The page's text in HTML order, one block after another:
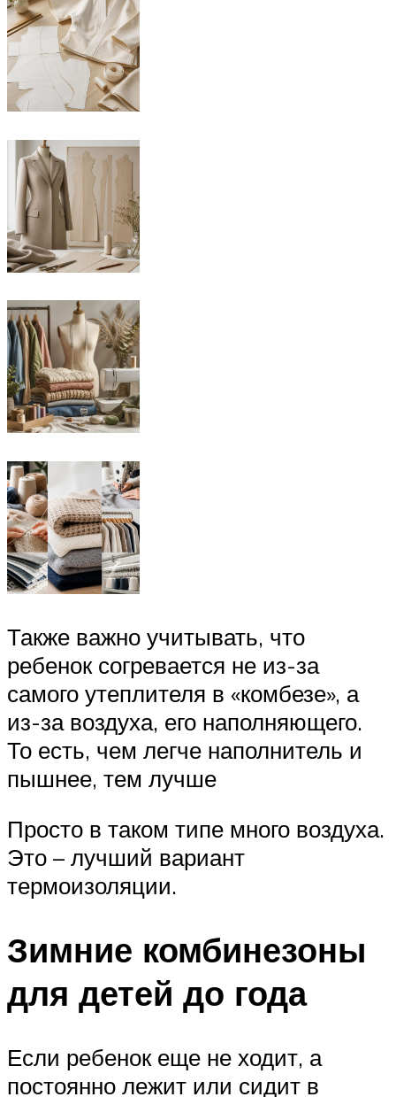
Также важно учитывать, что
ребенок согревается не из-за
самого утеплителя в «комбезе», а
из-за воздуха, его наполняющего.
То есть, чем легче наполнитель и
пышнее, тем лучше
Просто в таком типе много воздуха.
Это – лучший вариант
термоизоляции.
Зимние комбинезоны
для детей до года
Если ребенок еще не ходит, а
постоянно лежит или сидит в